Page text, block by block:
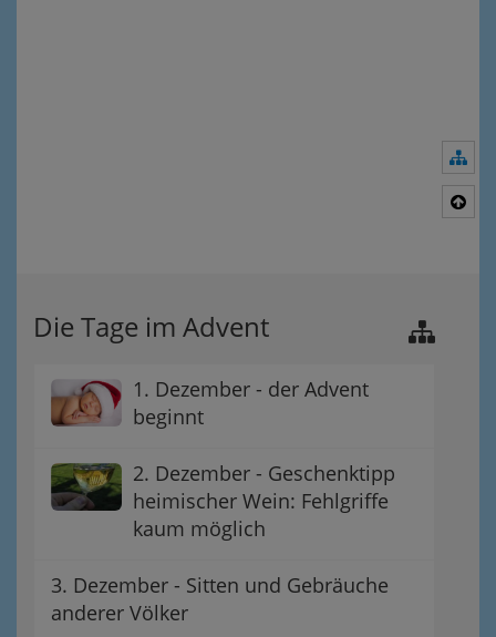
Die Tage im Advent
1. Dezember - der Advent
beginnt
2. Dezember - Geschenktipp
heimischer Wein: Fehlgriffe
kaum möglich
3. Dezember - Sitten und Gebräuche
anderer Völker